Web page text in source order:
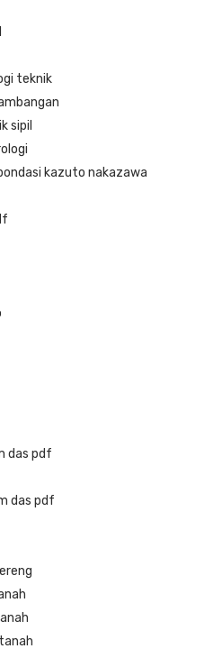
teknik
sipil
kazuto nakazawa
das pdf
das pdf